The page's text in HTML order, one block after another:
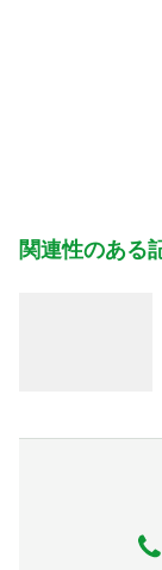
関連性のある